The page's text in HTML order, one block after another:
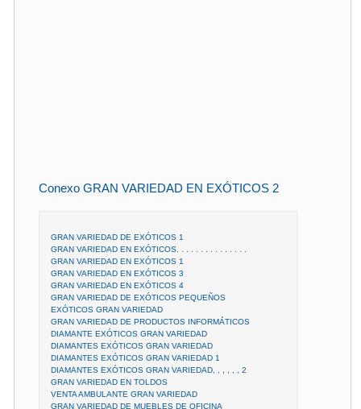
Conexo GRAN VARIEDAD EN EXÓTICOS 2
GRAN VARIEDAD DE EXÓTICOS 1
GRAN VARIEDAD EN EXÓTICOS. . . . . . . . . . . . . . .
GRAN VARIEDAD EN EXÓTICOS 1
GRAN VARIEDAD EN EXÓTICOS 3
GRAN VARIEDAD EN EXÓTICOS 4
GRAN VARIEDAD DE EXÓTICOS PEQUEÑOS
EXÓTICOS GRAN VARIEDAD
GRAN VARIEDAD DE PRODUCTOS INFORMÁTICOS
DIAMANTE EXÓTICOS GRAN VARIEDAD
DIAMANTES EXÓTICOS GRAN VARIEDAD
DIAMANTES EXÓTICOS GRAN VARIEDAD 1
DIAMANTES EXÓTICOS GRAN VARIEDAD, , , , , , 2
GRAN VARIEDAD EN TOLDOS
VENTA AMBULANTE GRAN VARIEDAD
GRAN VARIEDAD DE MUEBLES DE OFICINA